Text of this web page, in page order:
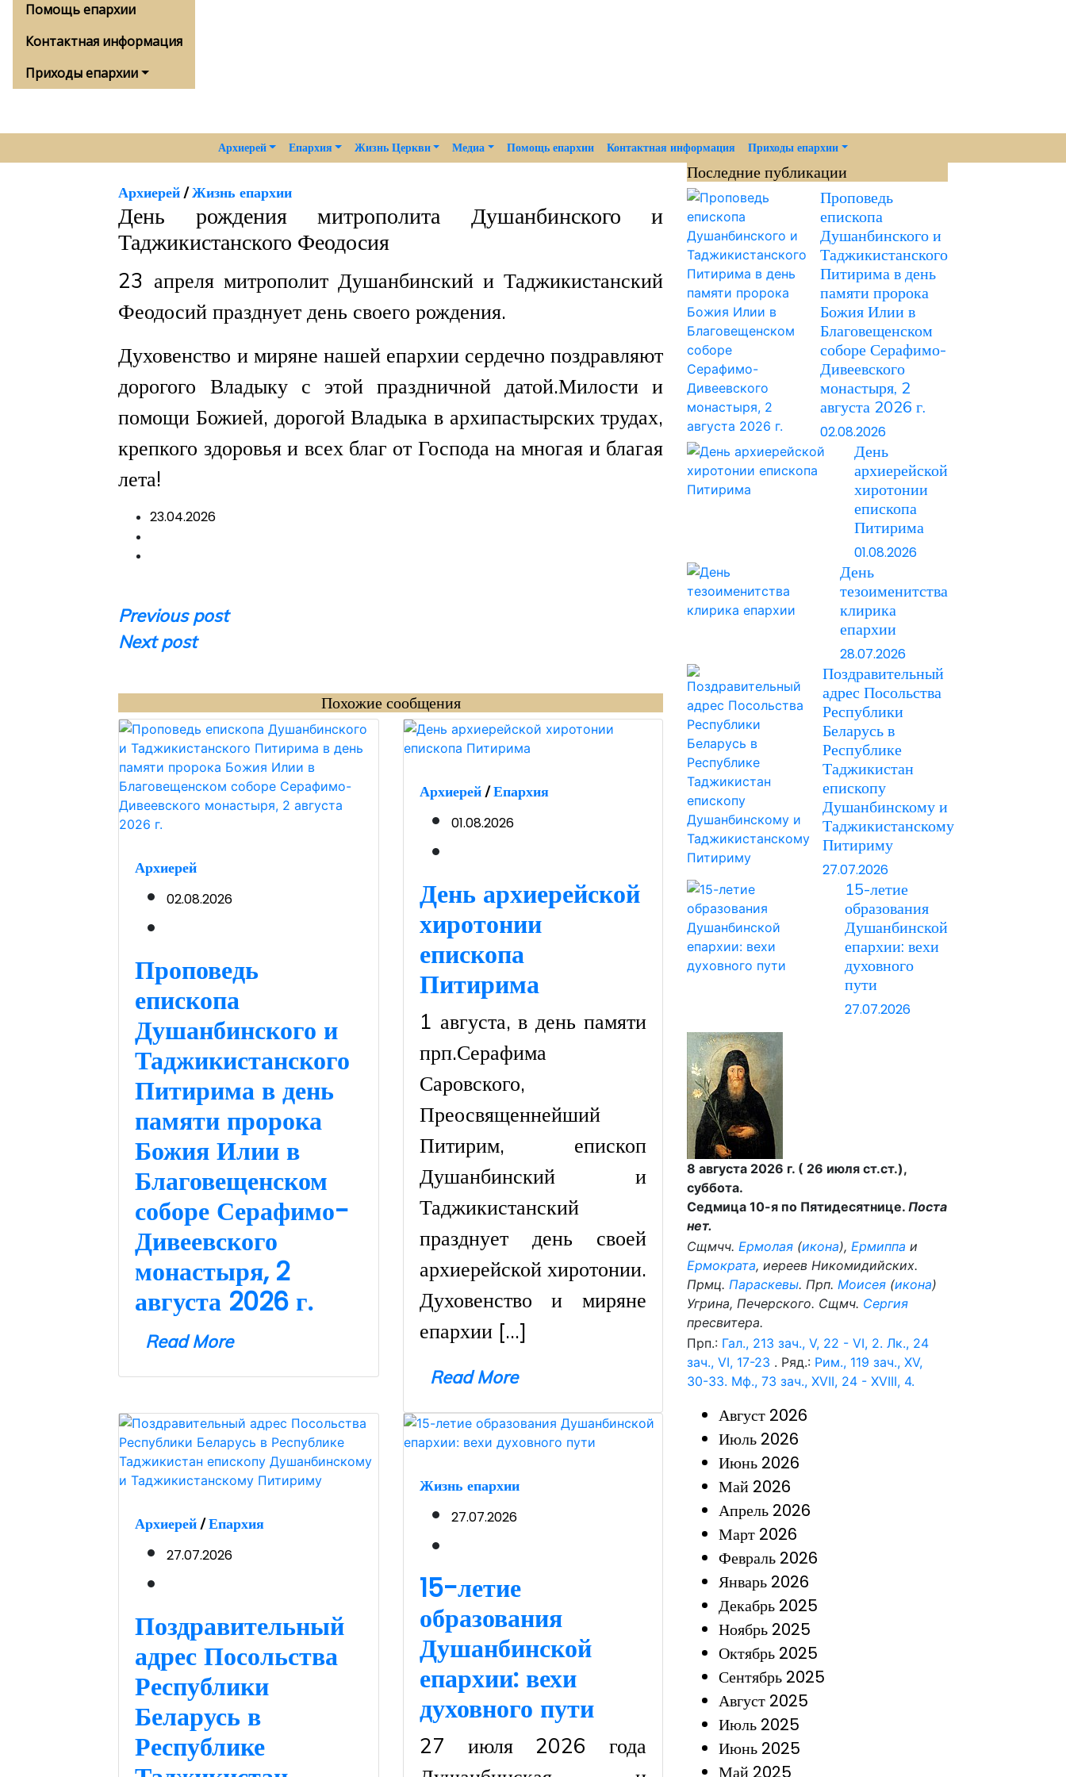
Помощь епархии
Контактная информация
Приходы епархии
Архиерей Епархия Жизнь Церкви Медиа Помощь епархии Контактная информация Приходы епархии
Архиерей /Жизнь епархии
День рождения митрополита Душанбинского и
Таджикистанского Феодосия
23 апреля митрополит Душанбинский и Таджикистанский
Феодосий празднует день своего рождения.
Духовенство и миряне нашей епархии сердечно поздравляют
дорогого Владыку с этой праздничной датой.Милости и
помощи Божией, дорогой Владыка в архипастырских трудах,
крепкого здоровья и всех благ от Господа на многая и благая
лета!
23.04.2026
Навигация
по
Previous post
Next post
Похожие сообщения
Архиерей
02.08.2026
Проповедь
епископа
Душанбинского и
Таджикистанского
Питирима в день
памяти пророка
Божия Илии в
Благовещенском
соборе Серафимо-
Дивеевского
монастыря, 2
августа 2026 г.
Read More
Архиерей/Епархия
01.08.2026
День архиерейской
хиротонии
епископа
Питирима
1 августа, в день памяти
прп.Серафима
Саровского,
Преосвященнейший
Питирим, епископ
Душанбинский и
Таджикистанский
празднует день своей
архиерейской хиротонии.
Духовенство и миряне
епархии […]
Read More
Архиерей /Епархия
27.07.2026
Поздравительный
адрес Посольства
Республики
Беларусь в
Республике
Жизнь епархии
27.07.2026
15-летие
образования
Душанбинской
епархии: вехи
духовного пути
27 июля 2026 года
Последние публикации
Проповедь
епископа
Душанбинского и
Таджикистанского
Питирима в день
памяти пророка
Божия Илии в
Благовещенском
соборе Серафимо-
Дивеевского
монастыря, 2
августа 2026 г.
02.08.2026
День
архиерейской
хиротонии
епископа
Питирима
01.08.2026
День
тезоименитства
клирика
епархии
28.07.2026
Поздравительный
адрес Посольства
Республики
Беларусь в
Республике
Таджикистан
епископу
Душанбинскому и
Таджикистанскому
Питириму
27.07.2026
15-летие
образования
Душанбинской
епархии: вехи
духовного
пути
27.07.2026
8 августа 2026 г. ( 26 июля ст.ст.),
суббота.
Седмица 10-я по Пятидесятнице.Поста
нет.
Сщмчч.Ермолая (икона),Ермиппа и
Ермократа, иереев Никомидийских.
Прмц.Параскевы. Прп.Моисея (икона)
Угрина, Печерского. Сщмч. Сергия
пресвитера.
Прп.: Гал., 213 зач., V, 22 - VI, 2. Лк., 24
зач., VI, 17-23 . Ряд.: Рим., 119 зач., XV,
30-33. Мф., 73 зач., XVII, 24 - XVIII, 4.
Август 2026
Июль 2026
Июнь 2026
Май 2026
Апрель 2026
Март 2026
Февраль 2026
Январь 2026
Декабрь 2025
Ноябрь 2025
Октябрь 2025
Сентябрь 2025
Август 2025
Июль 2025
Июнь 2025
Май 2025